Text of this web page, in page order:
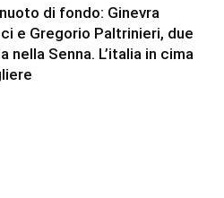
di fondo: Ginevra
e Gregorio Paltrinieri, due
nella Senna. L’italia in cima